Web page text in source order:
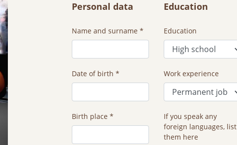
Personal data
Name and surname *
Date of birth *
Birth place *
Education
Education
Work experience
If you speak any
foreign languages, list
them here